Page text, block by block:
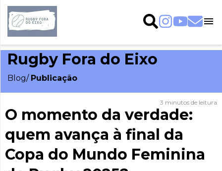
Fechar Menu
Inicial
do
blog
Assuntos
Rugby Fora do Eixo
Blog/ Publicação
3 minutos de leitura
O momento da verdade:
quem avança à final da
Copa do Mundo Feminina